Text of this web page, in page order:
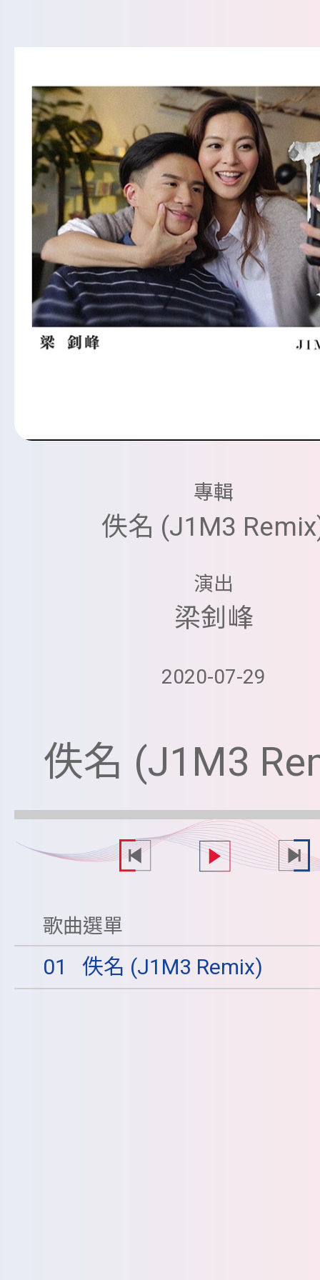
專輯
佚名 (J1M3
演出
梁釗峰
2020-07-29
佚名 (J1M3
歌曲選單
01 佚名 (J1M3 Remix)